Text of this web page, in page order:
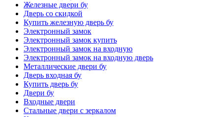
Железные двери бу
Дверь со скидкой
Купить железную дверь бу
Электронный замок
Электронный замок купить
Электронный замок на входную
Электронный замок на входную дверь
Металлические двери бу
Дверь входная бу
Купить дверь бу
Двери бу
Входные двери
Стальные двери с зеркалом